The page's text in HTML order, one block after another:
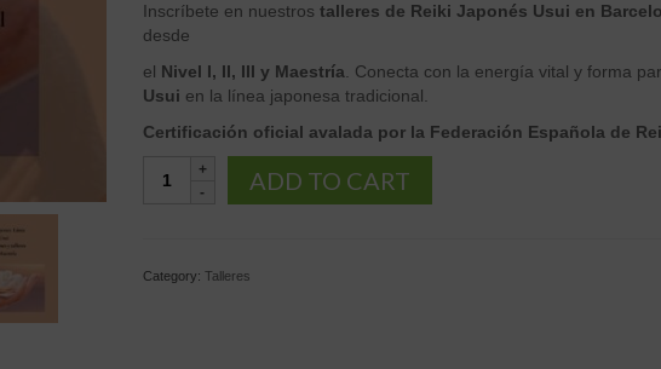
Inscríbete en nuestros talleres de Reiki Japonés Usui en
desde
el Nivel I, II, III y Maestría . Conecta con la energía vital y forma
Usui en la línea japonesa tradicional.
Certificación oficial avalada por la Federación Española de
Iniciaciones
ADD TO CART
Category: Talleres